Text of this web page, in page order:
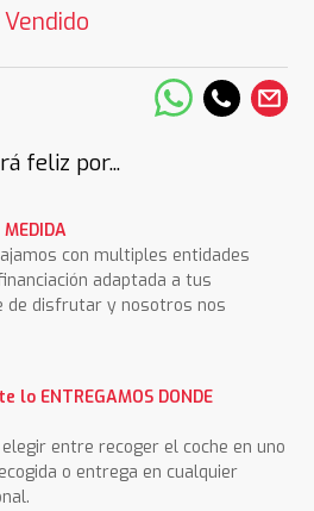
Vendido
feliz por...
con multiples entidades
adaptada a tus
de disfrutar y nosotros nos
lo ENTREGAMOS DONDE
entre recoger el coche en uno
o entrega en cualquier